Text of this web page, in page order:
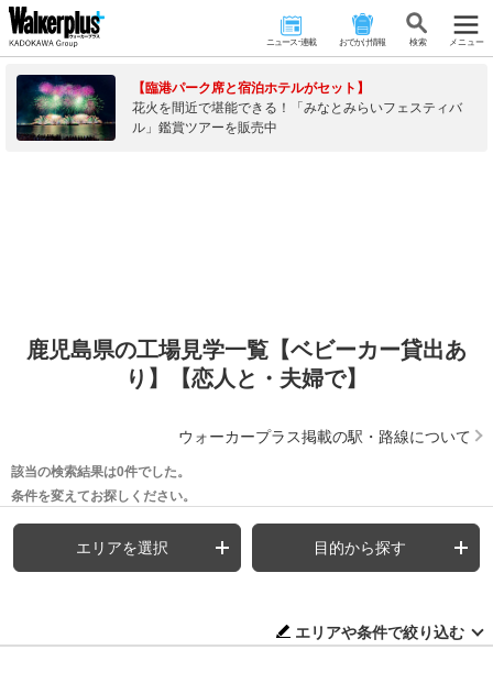
ニュース･連載 おでかけ情報 検 索 メニュー
【臨港パーク席と宿泊ホテルがセット】
花火を間近で堪能できる！「みなとみらいフェスティバ
ル」鑑賞ツアーを販売中
鹿児島県の工場見学一覧【ベビーカー貸出あ
り】【恋人と・夫婦で】
ウォーカープラス掲載の駅・路線について
該当の検索結果は0件でした。
条件を変えてお探しください。
エリアを選択 目的から探す
エリアや条件で絞り込む